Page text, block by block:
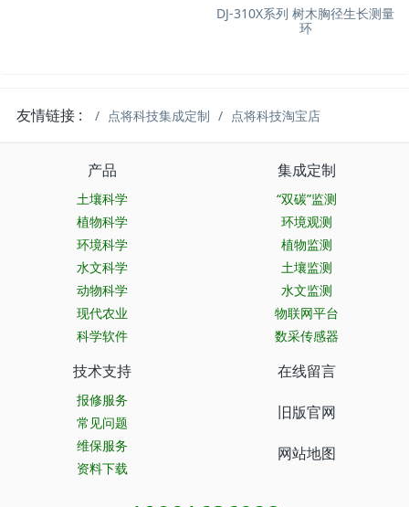
DJ-310X系列 树木胸径生长测量
环
友情链接 : 点将科技集成定制 点将科技淘宝店
产品
土壤科学
植物科学
环境科学
水文科学
动物科学
现代农业
科学软件
集成定制
“双碳”监测
环境观测
植物监测
土壤监测
水文监测
物联网平台
数采传感器
技术支持
报修服务
常见问题
维保服务
资料下载
在线留言
旧版官网
网站地图